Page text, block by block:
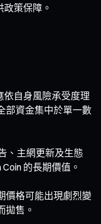
策保障。
依自身風險承受度理
部資金集中於單一數
、主網更新及生態
的長期價值。
價格可能出現劇烈變
拋售。